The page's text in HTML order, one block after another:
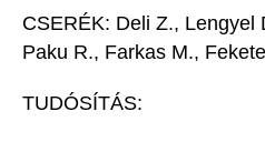
CSERÉK: Deli Z., Lengyel
Paku R., Farkas M.,
TUDÓSÍTÁS: